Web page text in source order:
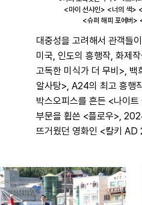
<마이 선샤인> <너의 색>
<슈퍼 해피 포에버>
대중성을 고려해서 관객들
미국, 인도의 흥행작, 화제
고독한 미식가 더 무비>, 백
알사탕>, A24의 최고 흥행
박스오피스를 흔든 <나이
부문을 휩쓴 <플로우>,
뜨거웠던 영화인 <칼키